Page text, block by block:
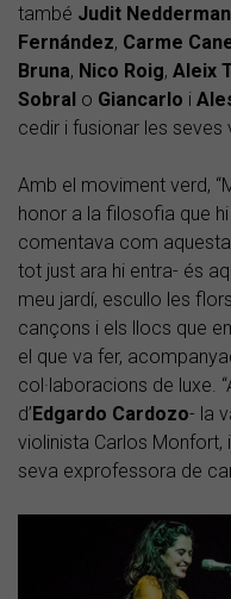
també Judit
Fernández, Carme
Bruna, Nico Roig, Aleix
Sobral o Giancarlo i
cedir i fusionar les seves
Amb el moviment verd,
honor a la filosofia que hi
comentava com
tot just ara hi entra- és
meu jardí, escullo les
cançons i els llocs que
el que va fer,
col·laboracions de luxe.
d’Edgardo Cardozo- la
violinista Carlos Monfort,
seva exprofessora de